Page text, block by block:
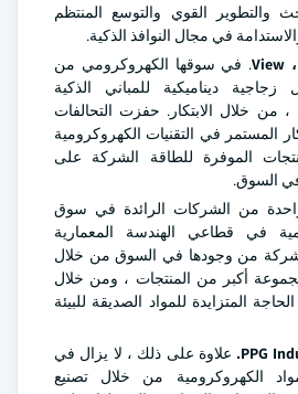
والتطوير القوي والتوسع المنتظم
في مجال النوافذ الذكية.
. في سوقها الكهروكرومي من
ديناميكية للمباني الذكية
، من خلال الابتكار. حفزت التحالفات
المستمر في التقنيات الكهروكرومية
الموفرة للطاقة الشركة على
السوق.
من الشركات الرائدة في سوق
في قطاعي الهندسة المعمارية
من وجودها في السوق من خلال
مجموعة أكبر من المنتجات ، ومن خلال
المتزايدة للمواد الصديقة للبيئة
علاوة على ذلك ، لا يزال في
الكهروكرومية من خلال تصنيع